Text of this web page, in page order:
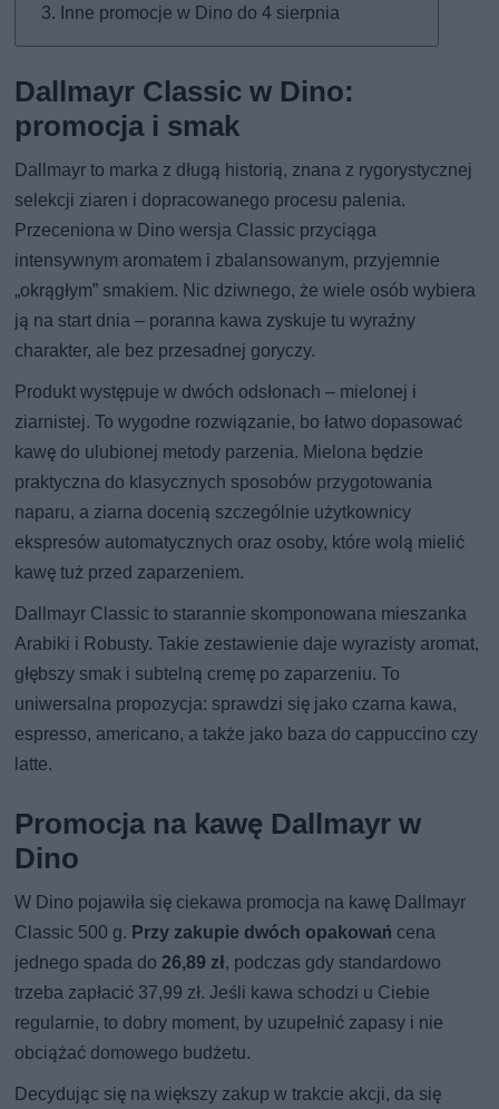
Inne promocje w Dino do 4 sierpnia
Dallmayr Classic w Dino:
promocja i smak
Dallmayr to marka z długą historią, znana z rygorystycznej
selekcji ziaren i dopracowanego procesu palenia.
Przeceniona w Dino wersja Classic przyciąga
intensywnym aromatem i zbalansowanym, przyjemnie
„okrągłym” smakiem. Nic dziwnego, że wiele osób wybiera
ją na start dnia – poranna kawa zyskuje tu wyraźny
charakter, ale bez przesadnej goryczy.
Produkt występuje w dwóch odsłonach – mielonej i
ziarnistej. To wygodne rozwiązanie, bo łatwo dopasować
kawę do ulubionej metody parzenia. Mielona będzie
praktyczna do klasycznych sposobów przygotowania
naparu, a ziarna docenią szczególnie użytkownicy
ekspresów automatycznych oraz osoby, które wolą mielić
kawę tuż przed zaparzeniem.
Dallmayr Classic to starannie skomponowana mieszanka
Arabiki i Robusty. Takie zestawienie daje wyrazisty aromat,
głębszy smak i subtelną cremę po zaparzeniu. To
uniwersalna propozycja: sprawdzi się jako czarna kawa,
espresso, americano, a także jako baza do cappuccino czy
latte.
Promocja na kawę Dallmayr w
Dino
W Dino pojawiła się ciekawa promocja na kawę Dallmayr
Classic 500 g. Przy zakupie dwóch opakowań cena
jednego spada do26,89 zł, podczas gdy standardowo
trzeba zapłacić 37,99 zł. Jeśli kawa schodzi u Ciebie
regularnie, to dobry moment, by uzupełnić zapasy i nie
obciążać domowego budżetu.
Decydując się na większy zakup w trakcie akcji, da się